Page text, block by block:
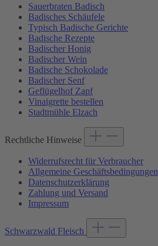
Sauerbraten Badisch
Badisches Schäufele
Typisch Badische Gerichte
Badische Rezepte
Badischer Honig
Badischer Wein
Badische Schokolade
Badischer Senf
Geflügelhof Zapf
Vinaigrette bestellen
Stadtmühle Elzach
Rechtliche Hinweise
Widerrufsrecht für Verbraucher
Allgemeine Geschäftsbedingungen
Datenschutzerklärung
Zahlung und Versand
Impressum
Schwarzwald Fleisch